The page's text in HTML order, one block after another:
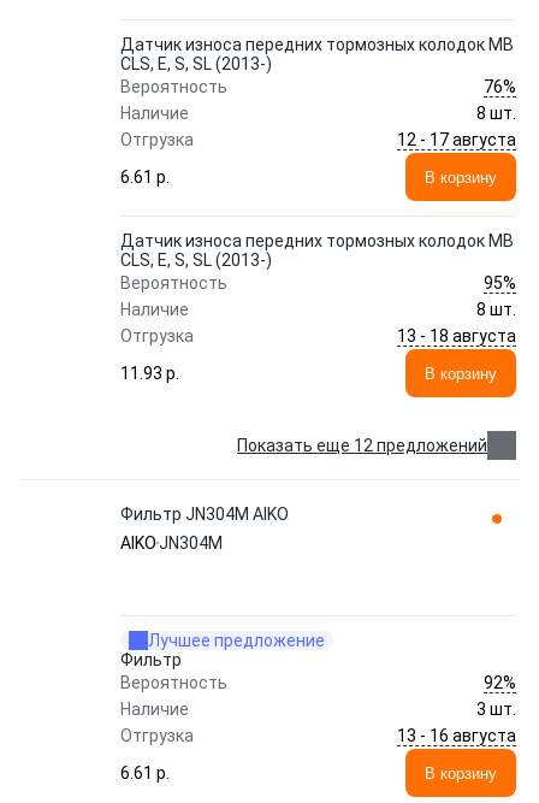
Датчик износа передних тормозных колодок MB
CLS, E, S, SL (2013-)
Вероятность
76%
Наличие
8 шт.
Отгрузка
12 - 17 августа
6.61 p.
В корзину
Датчик износа передних тормозных колодок MB
CLS, E, S, SL (2013-)
Вероятность
95%
Наличие
8 шт.
Отгрузка
13 - 18 августа
11.93 p.
В корзину
Показать еще 12 предложений
Фильтр JN304M AIKO
AIKOJN304M
Лучшее предложение
Фильтр
Вероятность
92%
Наличие
3 шт.
Отгрузка
13 - 16 августа
6.61 p.
В корзину